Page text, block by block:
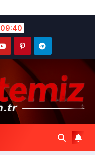
09:40